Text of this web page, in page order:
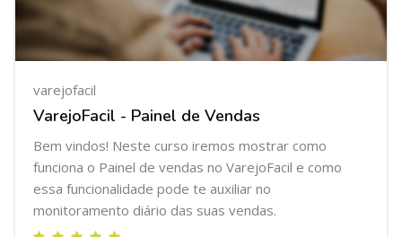
varejofacil
VarejoFacil - Painel de Vendas
Bem vindos! Neste curso iremos mostrar como
funciona o Painel de vendas no VarejoFacil e como
essa funcionalidade pode te auxiliar no
monitoramento diário das suas vendas.